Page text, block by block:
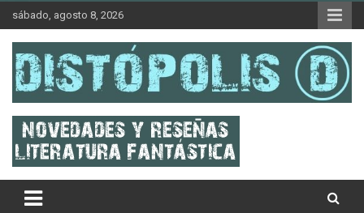
content
sábado, agosto 8, 2026
Distópolis